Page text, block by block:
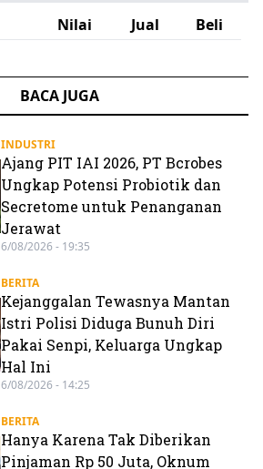
Nilai Jual Beli
BACA JUGA
INDUSTRI
Ajang PIT IAI 2026, PT Bcrobes
Ungkap Potensi Probiotik dan
Secretome untuk Penanganan
Jerawat
6/08/2026 - 19:35
BERITA
Kejanggalan Tewasnya Mantan
Istri Polisi Diduga Bunuh Diri
Pakai Senpi, Keluarga Ungkap
Hal Ini
6/08/2026 - 14:25
BERITA
Hanya Karena Tak Diberikan
Pinjaman Rp 50 Juta, Oknum